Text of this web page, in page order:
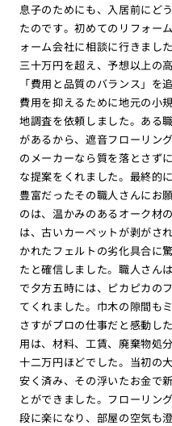
息子のためにも、入居前にど
たのです。初めてのリフォー
ォーム会社に相談に行きまし
三十万円を超え、予想以上の
「費用と品質のバランス」を
費用を抑えるために地元の小
地調査を依頼しました。ある
があるから、遮音フローリン
のメーカーなら質を落とさず
な提案をくれました。最終的
豊富だったその職人さんにお
のは、温かみのあるオーク材
は、古いカーペットが剥がさ
かれたフェルトの劣化具合に
たと確信しました。職人さん
で夕方五時には、ピカピカの
てくれました。巾木の隙間も
さすがプロの仕事だと感動し
用は、材料、工賃、廃棄物処
十二万円ほどでした。当初の
安く済み、その浮いたお金で
とができました。フローリン
段に楽になり、部屋の空気も